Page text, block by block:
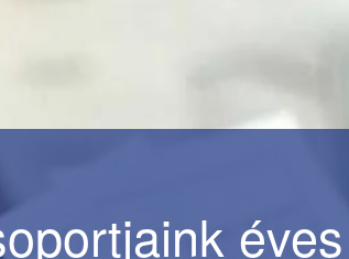
éves